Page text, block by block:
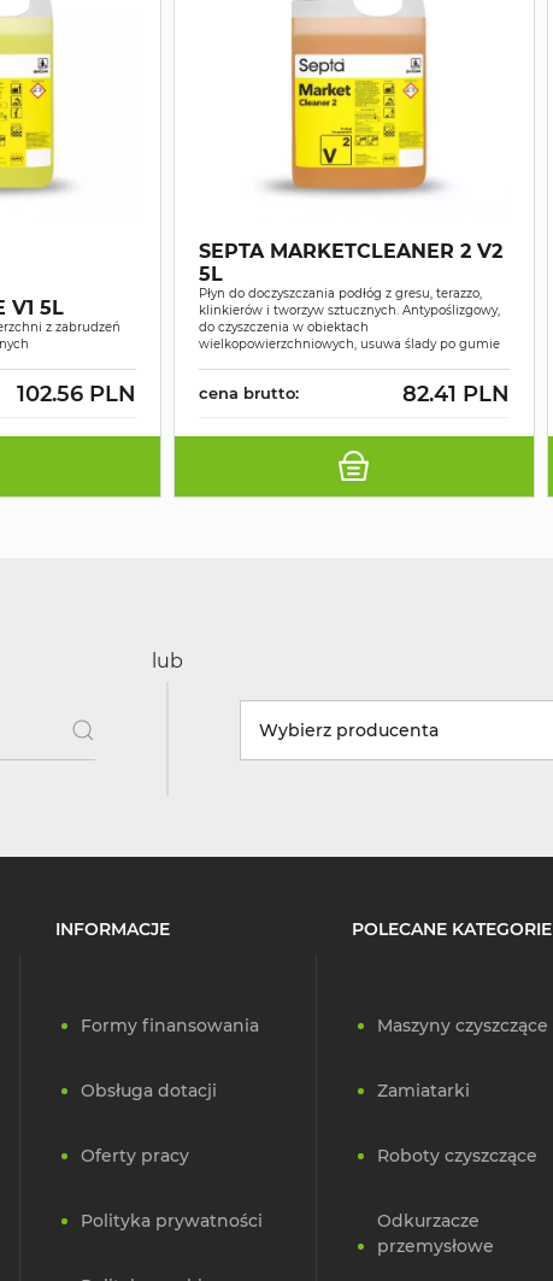
V1 5L
z zabrudzeń
102.56 PLN
SEPTA MARKETCLEANER 2 V2
5L
Płyn do doczyszczania podłóg z gresu, terazzo,
klinkierów i tworzyw sztucznych. Antypoślizgowy,
do czyszczenia w obiektach
wielkopowierzchniowych, usuwa ślady po gumie
cena brutto: 82.41 PLN
lub
Wybierz producenta
INFORMACJE
Formy finansowania
Obsługa dotacji
Oferty pracy
Polityka prywatności
POLECANE KATEGORIE
Maszyny czyszczące
Zamiatarki
Roboty czyszczące
Odkurzacze
przemysłowe